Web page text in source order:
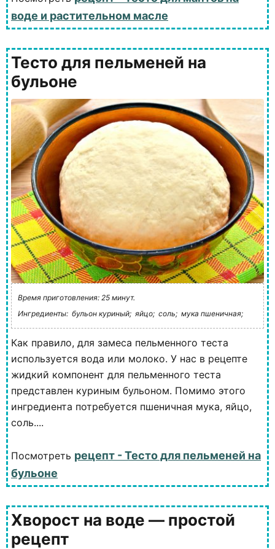
воде и растительном масле
Тесто для пельменей на
бульоне
Время приготовления: 25 минут.
Ингредиенты: бульон куриный; яйцо; соль; мука пшеничная;
Как правило, для замеса пельменного теста
используется вода или молоко. У нас в рецепте
жидкий компонент для пельменного теста
представлен куриным бульоном. Помимо этого
ингредиента потребуется пшеничная мука, яйцо,
соль....
Посмотреть рецепт - Тесто для пельменей на
бульоне
Хворост на воде — простой
рецепт